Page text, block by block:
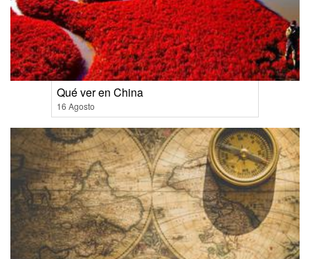
Qué ver en China
16 Agosto